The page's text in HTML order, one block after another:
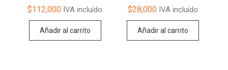
$112,000 IVA incluído
Añadir al carrito
$28,000 IVA incluído
Añadir al carrito